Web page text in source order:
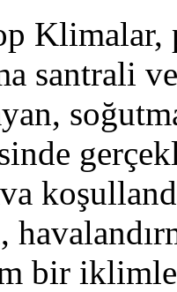
Klimalar,
santrali
bir